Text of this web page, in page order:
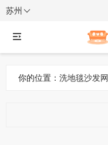
苏州
你的位置： 洗地毯沙发网